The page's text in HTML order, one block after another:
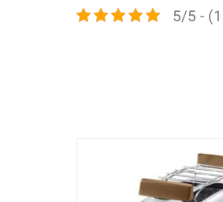
Máy nướng bánh mì
5/5 -